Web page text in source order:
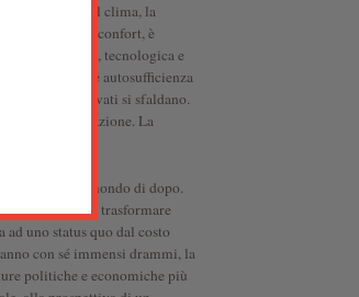
del clima, la
facilità e i suoi confort, è
specializzata, tecnologica e
una crescente autosufficienza
pubblici e privati si sfaldano.
di una nazione. La
pensando al mondo di dopo.
occorre trasformare
uno status quo dal costo
con sé immensi drammi, la
politiche e economiche più